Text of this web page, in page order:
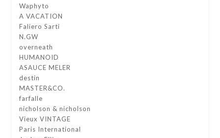
Waphyto
A VACATION
Faliero Sarti
N.GW
overneath
HUMANOID
ASAUCE MELER
destin
MASTER&CO.
farfalle
nicholson & nicholson
Vieux VINTAGE
Paris International